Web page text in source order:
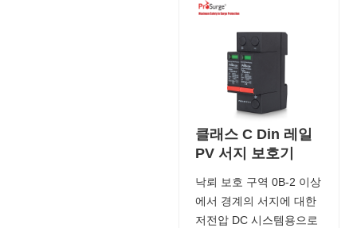
클래스 C Din 레일
PV 서지 보호기
낙뢰 보호 구역 0B-2 이상
에서 경계의 서지에 대한
저전압 DC 시스템용으로